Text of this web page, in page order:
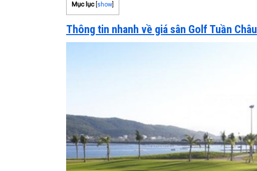
Mục lục show
Thông tin nhanh về giá sân Golf Tuần Châu